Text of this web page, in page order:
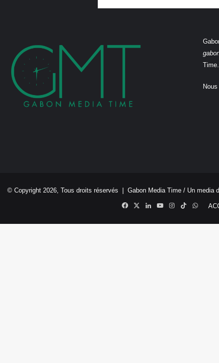
Time.
© Copyright 2026, Tous droits réservés | Gabon Media Time / Un media
Facebook
X LinkedinYouTubeInstagram
TikTok